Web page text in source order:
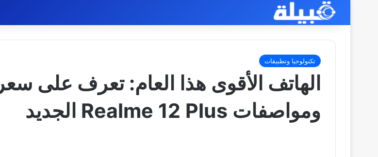
تكنولوجيا وتطبيقات
الهاتف الأقوى هذا العام: تعرف على سعر
ومواصفات Realme 12 Plus الجديد